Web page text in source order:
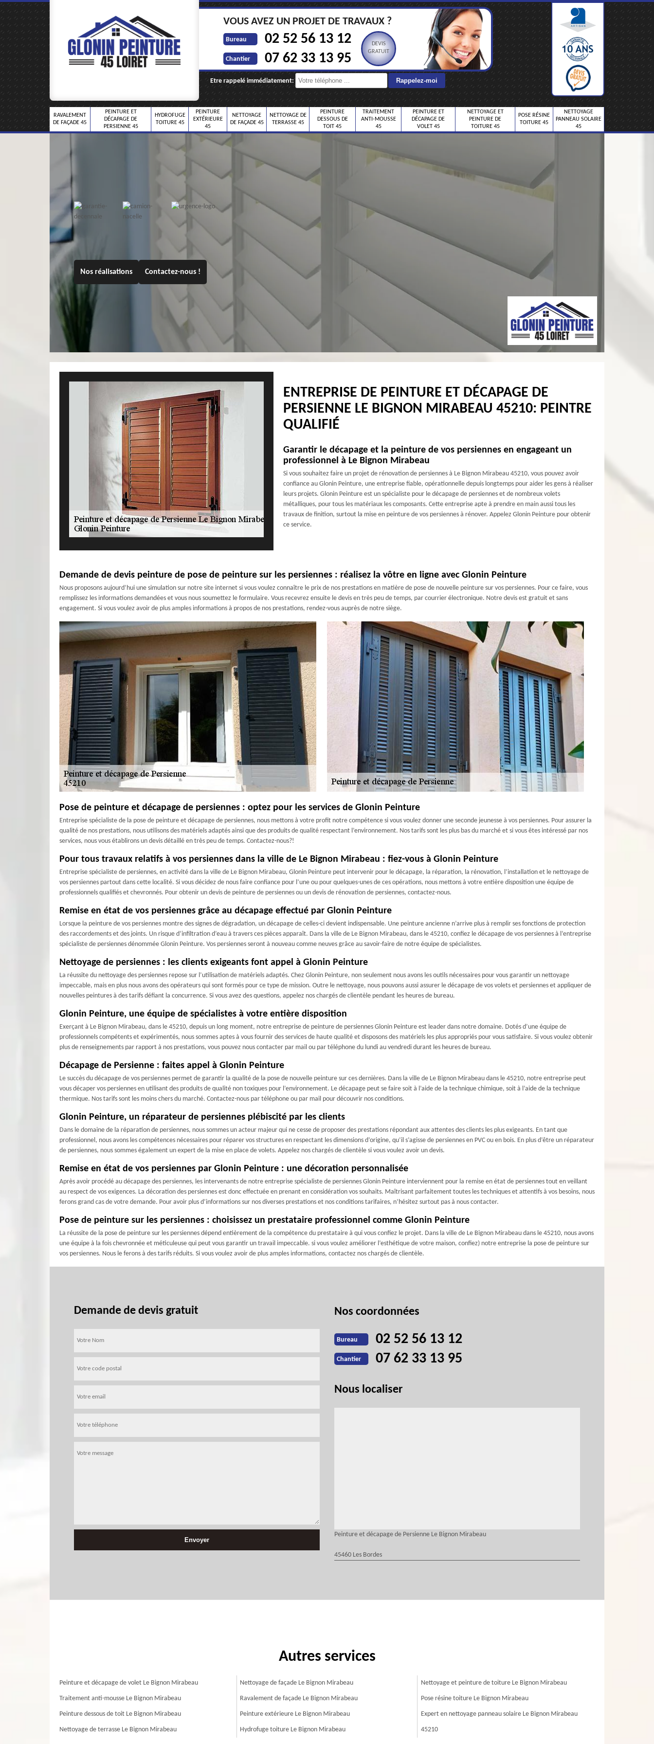
VOUS AVEZ UN PROJET DE TRAVAUX ?
Bureau 02 52 56 13 12
Chantier 07 62 33 13 95
DEVIS
GRATUIT
Etre rappelé immédiatement:
RAVALEMENT
DE FAÇADE 45
PEINTURE ET
DÉCAPAGE DE
PERSIENNE 45
HYDROFUGE
TOITURE 45
PEINTURE
EXTÉRIEURE
45
NETTOYAGE
DE FAÇADE 45
NETTOYAGE DE
TERRASSE 45
PEINTURE
DESSOUS DE
TOIT 45
TRAITEMENT
ANTI-MOUSSE
45
PEINTURE ET
DÉCAPAGE DE
VOLET 45
NETTOYAGE ET
PEINTURE DE
TOITURE 45
POSE RÉSINE
TOITURE 45
NETTOYAGE
PANNEAU SOLAIRE
45
Nos réalisations Contactez-nous !
ENTREPRISE DE PEINTURE ET DÉCAPAGE DE
PERSIENNE LE BIGNON MIRABEAU 45210: PEINTRE
QUALIFIÉ
Garantir le décapage et la peinture de vos persiennes en engageant un
professionnel à Le Bignon Mirabeau
Si vous souhaitez faire un projet de rénovation de persiennes à Le Bignon Mirabeau 45210, vous pouvez avoir
confiance au Glonin Peinture, une entreprise fiable, opérationnelle depuis longtemps pour aider les gens à réaliser
leurs projets. Glonin Peinture est un spécialiste pour le décapage de persiennes et de nombreux volets
métalliques, pour tous les matériaux les composants. Cette entreprise apte à prendre en main aussi tous les
travaux de finition, surtout la mise en peinture de vos persiennes à rénover. Appelez Glonin Peinture pour obtenir
ce service.
Demande de devis peinture de pose de peinture sur les persiennes : réalisez la vôtre en ligne avec Glonin Peinture
Nous proposons aujourd’hui une simulation sur notre site internet si vous voulez connaître le prix de nos prestations en matière de pose de nouvelle peinture sur vos persiennes. Pour ce faire, vous
remplissez les informations demandées et vous nous soumettez le formulaire. Vous recevrez ensuite le devis en très peu de temps, par courrier électronique. Notre devis est gratuit et sans
engagement. Si vous voulez avoir de plus amples informations à propos de nos prestations, rendez-vous auprès de notre siège.
Pose de peinture et décapage de persiennes : optez pour les services de Glonin Peinture
Entreprise spécialiste de la pose de peinture et décapage de persiennes, nous mettons à votre profit notre compétence si vous voulez donner une seconde jeunesse à vos persiennes. Pour assurer la
qualité de nos prestations, nous utilisons des matériels adaptés ainsi que des produits de qualité respectant l’environnement. Nos tarifs sont les plus bas du marché et si vous êtes intéressé par nos
services, nous vous établirons un devis détaillé en très peu de temps. Contactez-nous?!
Pour tous travaux relatifs à vos persiennes dans la ville de Le Bignon Mirabeau : fiez-vous à Glonin Peinture
Entreprise spécialiste de persiennes, en activité dans la ville de Le Bignon Mirabeau, Glonin Peinture peut intervenir pour le décapage, la réparation, la rénovation, l’installation et le nettoyage de
vos persiennes partout dans cette localité. Si vous décidez de nous faire confiance pour l’une ou pour quelques-unes de ces opérations, nous mettons à votre entière disposition une équipe de
professionnels qualifiés et chevronnés. Pour obtenir un devis de peinture de persiennes ou un devis de rénovation de persiennes, contactez-nous.
Remise en état de vos persiennes grâce au décapage effectué par Glonin Peinture
Lorsque la peinture de vos persiennes montre des signes de dégradation, un décapage de celles-ci devient indispensable. Une peinture ancienne n’arrive plus à remplir ses fonctions de protection
des raccordements et des joints. Un risque d’infiltration d’eau à travers ces pièces apparaît. Dans la ville de Le Bignon Mirabeau, dans le 45210, confiez le décapage de vos persiennes à l’entreprise
spécialiste de persiennes dénommée Glonin Peinture. Vos persiennes seront à nouveau comme neuves grâce au savoir-faire de notre équipe de spécialistes.
Nettoyage de persiennes : les clients exigeants font appel à Glonin Peinture
La réussite du nettoyage des persiennes repose sur l’utilisation de matériels adaptés. Chez Glonin Peinture, non seulement nous avons les outils nécessaires pour vous garantir un nettoyage
impeccable, mais en plus nous avons des opérateurs qui sont formés pour ce type de mission. Outre le nettoyage, nous pouvons aussi assurer le décapage de vos volets et persiennes et appliquer de
nouvelles peintures à des tarifs défiant la concurrence. Si vous avez des questions, appelez nos chargés de clientèle pendant les heures de bureau.
Glonin Peinture, une équipe de spécialistes à votre entière disposition
Exerçant à Le Bignon Mirabeau, dans le 45210, depuis un long moment, notre entreprise de peinture de persiennes Glonin Peinture est leader dans notre domaine. Dotés d’une équipe de
professionnels compétents et expérimentés, nous sommes aptes à vous fournir des services de haute qualité et disposons des matériels les plus appropriés pour vous satisfaire. Si vous voulez obtenir
plus de renseignements par rapport à nos prestations, vous pouvez nous contacter par mail ou par téléphone du lundi au vendredi durant les heures de bureau.
Décapage de Persienne : faites appel à Glonin Peinture
Le succès du décapage de vos persiennes permet de garantir la qualité de la pose de nouvelle peinture sur ces dernières. Dans la ville de Le Bignon Mirabeau dans le 45210, notre entreprise peut
vous décaper vos persiennes en utilisant des produits de qualité non toxiques pour l’environnement. Le décapage peut se faire soit à l’aide de la technique chimique, soit à l’aide de la technique
thermique. Nos tarifs sont les moins chers du marché. Contactez-nous par téléphone ou par mail pour découvrir nos conditions.
Glonin Peinture, un réparateur de persiennes plébiscité par les clients
Dans le domaine de la réparation de persiennes, nous sommes un acteur majeur qui ne cesse de proposer des prestations répondant aux attentes des clients les plus exigeants. En tant que
professionnel, nous avons les compétences nécessaires pour réparer vos structures en respectant les dimensions d’origine, qu’il s’agisse de persiennes en PVC ou en bois. En plus d’être un réparateur
de persiennes, nous sommes également un expert de la mise en place de volets. Appelez nos chargés de clientèle si vous voulez avoir un devis.
Remise en état de vos persiennes par Glonin Peinture : une décoration personnalisée
Après avoir procédé au décapage des persiennes, les intervenants de notre entreprise spécialiste de persiennes Glonin Peinture interviennent pour la remise en état de persiennes tout en veillant
au respect de vos exigences. La décoration des persiennes est donc effectuée en prenant en considération vos souhaits. Maîtrisant parfaitement toutes les techniques et attentifs à vos besoins, nous
ferons grand cas de votre demande. Pour avoir plus d’informations sur nos diverses prestations et nos conditions tarifaires, n’hésitez surtout pas à nous contacter.
Pose de peinture sur les persiennes : choisissez un prestataire professionnel comme Glonin Peinture
La réussite de la pose de peinture sur les persiennes dépend entièrement de la compétence du prestataire à qui vous confiez le projet. Dans la ville de Le Bignon Mirabeau dans le 45210, nous avons
une équipe à la fois chevronnée et méticuleuse qui peut vous garantir un travail impeccable. si vous voulez améliorer l’esthétique de votre maison, confiez) notre entreprise la pose de peinture sur
vos persiennes. Nous le ferons à des tarifs réduits. Si vous voulez avoir de plus amples informations, contactez nos chargés de clientèle.
Demande de devis gratuit Nos coordonnées
Bureau 02 52 56 13 12
Chantier 07 62 33 13 95
Nous localiser
Peinture et décapage de Persienne Le Bignon Mirabeau
45460 Les Bordes
Autres services
Peinture et décapage de volet Le Bignon Mirabeau
Traitement anti-mousse Le Bignon Mirabeau
Peinture dessous de toit Le Bignon Mirabeau
Nettoyage de terrasse Le Bignon Mirabeau
Nettoyage de façade Le Bignon Mirabeau
Ravalement de façade Le Bignon Mirabeau
Peinture extérieure Le Bignon Mirabeau
Hydrofuge toiture Le Bignon Mirabeau
Nettoyage et peinture de toiture Le Bignon Mirabeau
Pose résine toiture Le Bignon Mirabeau
Expert en nettoyage panneau solaire Le Bignon Mirabeau
45210